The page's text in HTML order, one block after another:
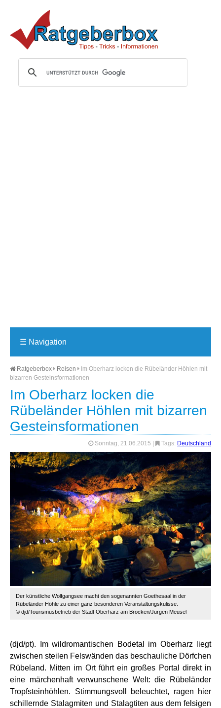
☰ Navigation
Ratgeberbox Reisen
Im Oberharz locken die Rübeländer Höhlen mit
bizarren Gesteinsformationen
Im Oberharz locken die
Rübeländer Höhlen mit bizarren
Gesteinsformationen
Sonntag, 21.06.2015 Tags: Deutschland
Der künstliche Wolfgangsee macht den sogenannten Goethesaal in der
Rübeländer Höhle zu einer ganz besonderen Veranstaltungskulisse.
© djd/Tourismusbetrieb der Stadt Oberharz am Brocken/Jürgen Meusel
(djd/pt). Im wildromantischen Bodetal im Oberharz liegt
zwischen steilen Felswänden das beschauliche Dörfchen
Rübeland. Mitten im Ort führt ein großes Portal direkt in
eine märchenhaft verwunschene Welt: die Rübeländer
Tropfsteinhöhlen. Stimmungsvoll beleuchtet, ragen hier
schillernde Stalagmiten und Stalagtiten aus dem felsigen